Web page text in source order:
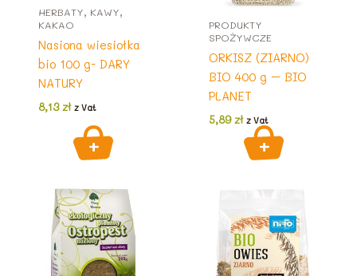
HERBATY, KAWY,
KAKAO
Nasiona wiesiołka
bio 100 g- DARY
NATURY
8,13zł z Vat
PRODUKTY
SPOŻYWCZE
ORKISZ (ZIARNO)
BIO 400 g – BIO
PLANET
5,89zł z Vat